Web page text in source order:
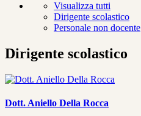
Visualizza tutti
Dirigente scolastico
Personale non docente
Dirigente scolastico
Dott. Aniello Della Rocca